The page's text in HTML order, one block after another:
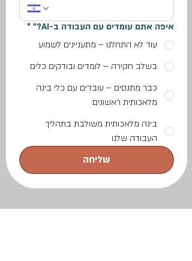
איפה אתם עומדים עם העבודה ב-AI?"
*
עוד לא התחלנו – מתעניינים לשמוע
בשלב חקירה – לומדים ובודקים כלים
כבר מתנסים – עובדים עם כלי בינה
מלאכותית ראשונים
בינה מלאכותית משולבת בתהליך
העבודה שלנו
שליחה